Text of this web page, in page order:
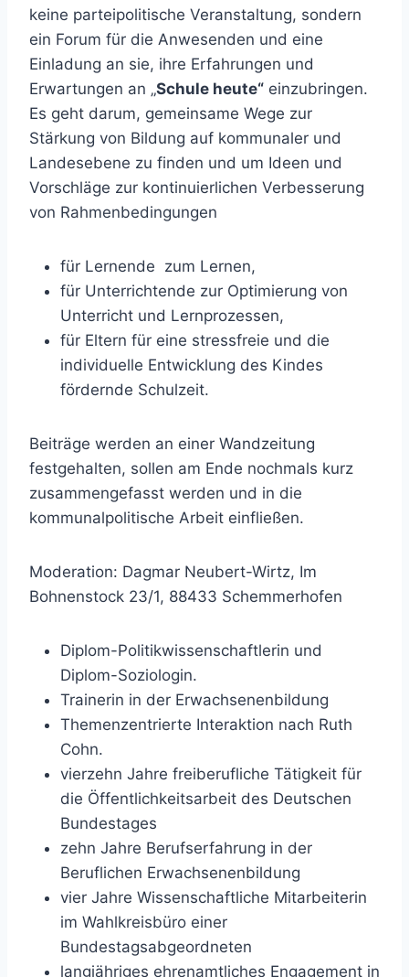
keine parteipolitische Veranstaltung, sondern
ein Forum für die Anwesenden und eine
Einladung an sie, ihre Erfahrungen und
Erwartungen an „Schule heute“ einzubringen.
Es geht darum, gemeinsame Wege zur
Stärkung von Bildung auf kommunaler und
Landesebene zu finden und um Ideen und
Vorschläge zur kontinuierlichen Verbesserung
von Rahmenbedingungen
für Lernende zum Lernen,
für Unterrichtende zur Optimierung von
Unterricht und Lernprozessen,
für Eltern für eine stressfreie und die
individuelle Entwicklung des Kindes
fördernde Schulzeit.
Beiträge werden an einer Wandzeitung
festgehalten, sollen am Ende nochmals kurz
zusammengefasst werden und in die
kommunalpolitische Arbeit einfließen.
Moderation: Dagmar Neubert-Wirtz, Im
Bohnenstock 23/1, 88433 Schemmerhofen
Diplom-Politikwissenschaftlerin und
Diplom-Soziologin.
Trainerin in der Erwachsenenbildung
Themenzentrierte Interaktion nach Ruth
Cohn.
vierzehn Jahre freiberufliche Tätigkeit für
die Öffentlichkeitsarbeit des Deutschen
Bundestages
zehn Jahre Berufserfahrung in der
Beruflichen Erwachsenenbildung
vier Jahre Wissenschaftliche Mitarbeiterin
im Wahlkreisbüro einer
Bundestagsabgeordneten
langjähriges ehrenamtliches Engagement in